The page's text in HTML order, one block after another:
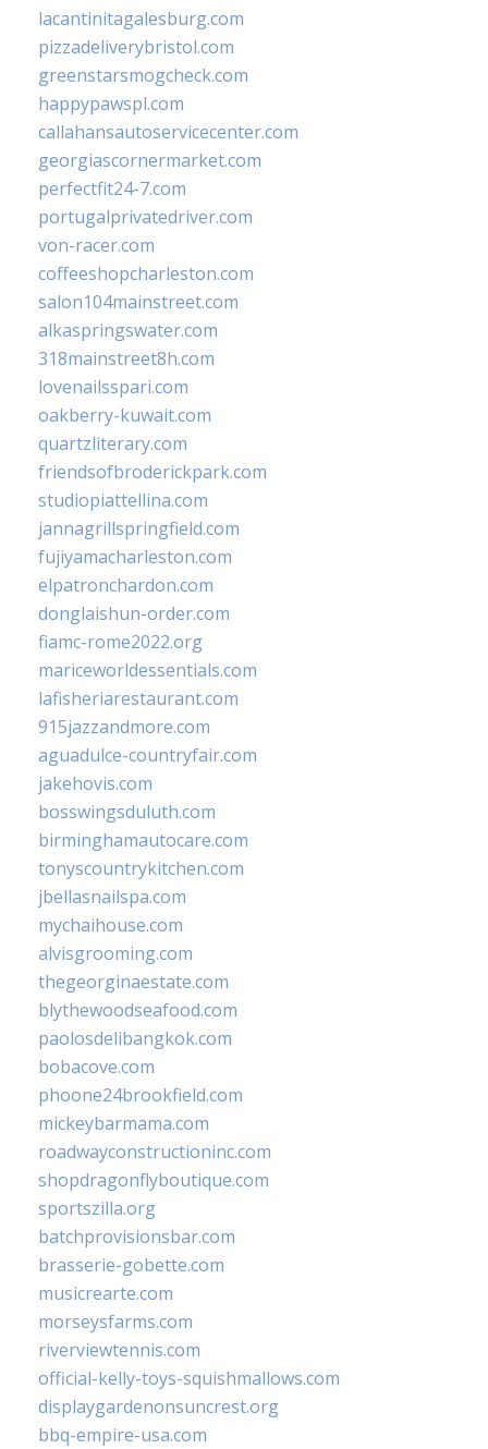
lacantinitagalesburg.com
pizzadeliverybristol.com
greenstarsmogcheck.com
happypawspl.com
callahansautoservicecenter.com
georgiascornermarket.com
perfectfit24-7.com
portugalprivatedriver.com
von-racer.com
coffeeshopcharleston.com
salon104mainstreet.com
alkaspringswater.com
318mainstreet8h.com
lovenailsspari.com
oakberry-kuwait.com
quartzliterary.com
friendsofbroderickpark.com
studiopiattellina.com
jannagrillspringfield.com
fujiyamacharleston.com
elpatronchardon.com
donglaishun-order.com
fiamc-rome2022.org
mariceworldessentials.com
lafisheriarestaurant.com
915jazzandmore.com
aguadulce-countryfair.com
jakehovis.com
bosswingsduluth.com
birminghamautocare.com
tonyscountrykitchen.com
jbellasnailspa.com
mychaihouse.com
alvisgrooming.com
thegeorginaestate.com
blythewoodseafood.com
paolosdelibangkok.com
bobacove.com
phoone24brookfield.com
mickeybarmama.com
roadwayconstructioninc.com
shopdragonflyboutique.com
sportszilla.org
batchprovisionsbar.com
brasserie-gobette.com
musicrearte.com
morseysfarms.com
riverviewtennis.com
official-kelly-toys-squishmallows.com
displaygardenonsuncrest.org
bbq-empire-usa.com